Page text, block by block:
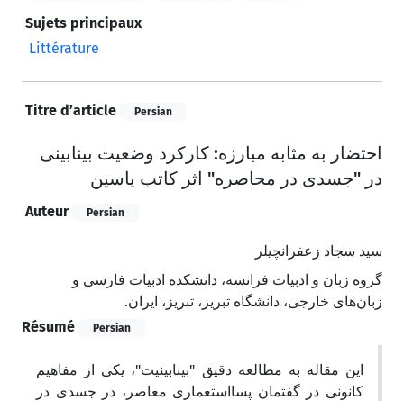
Sujets principaux
Littérature
Titre d’article Persian
احتضار به مثابه مبارزه: کارکرد وضعیت بینابینی
در "جسدی در محاصره" اثر کاتب یاسین
Auteur Persian
سید سجاد زعفرانچیلر
گروه زبان و ادبیات فرانسه، دانشکده ادبیات فارسی و
زبان‌های خارجی، دانشگاه تبریز، تبریز، ایران.
Résumé
Persian
این مقاله به مطالعه دقیق "بینابینیت"، یکی از مفاهیم
کانونی در گفتمان پسااستعماری معاصر، در جسدی در